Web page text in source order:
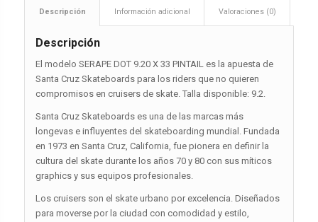
Descripción Información adicional Valoraciones (0)
Descripción
El modelo SERAPE DOT 9.20 X 33 PINTAIL es la apuesta de
Santa Cruz Skateboards para los riders que no quieren
compromisos en cruisers de skate. Talla disponible: 9.2.
Santa Cruz Skateboards es una de las marcas más
longevas e influyentes del skateboarding mundial. Fundada
en 1973 en Santa Cruz, California, fue pionera en definir la
cultura del skate durante los años 70 y 80 con sus míticos
graphics y sus equipos profesionales.
Los cruisers son el skate urbano por excelencia. Diseñados
para moverse por la ciudad con comodidad y estilo,